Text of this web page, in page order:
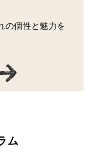
の個性と魅力を
ム